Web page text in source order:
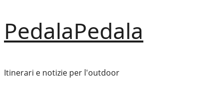
PedalaPedala
Itinerari e notizie per l'outdoor